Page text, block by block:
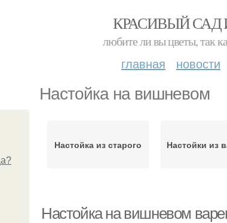
КРАСИВЫЙ САД
любите ли вы цветы, так
главная новости
Настойка на вишневом
Настойка из старого Настойки из
Настойка на вишневом